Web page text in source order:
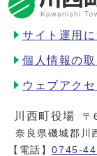
サイト運用
個人情報の
ウェブアク
川西町役場
〒
奈良県磯城郡川
【電話】0745-